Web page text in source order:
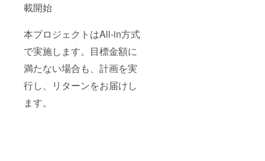
載開始
本プロジェクトはAll-in方式
で実施します。目標金額に
満たない場合も、計画を実
行し、リターンをお届けし
ます。